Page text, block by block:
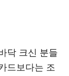
닥 크신 분들
드보다는 조